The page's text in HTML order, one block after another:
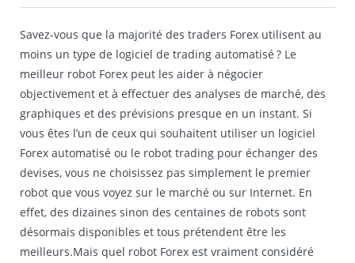
Savez-vous que la majorité des traders Forex utilisent au
moins un type de logiciel de trading automatisé ? Le
meilleur robot Forex peut les aider à négocier
objectivement et à effectuer des analyses de marché, des
graphiques et des prévisions presque en un instant. Si
vous êtes l’un de ceux qui souhaitent utiliser un logiciel
Forex automatisé ou le robot trading pour échanger des
devises, vous ne choisissez pas simplement le premier
robot que vous voyez sur le marché ou sur Internet. En
effet, des dizaines sinon des centaines de robots sont
désormais disponibles et tous prétendent être les
meilleurs.Mais quel robot Forex est vraiment considéré